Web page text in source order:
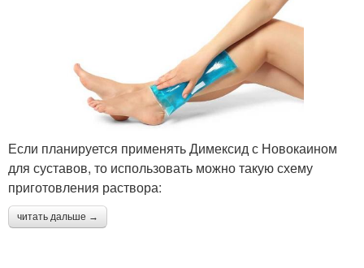
Если планируется применять Димексид с Новокаином
для суставов, то использовать можно такую схему
приготовления раствора:
читать дальше →